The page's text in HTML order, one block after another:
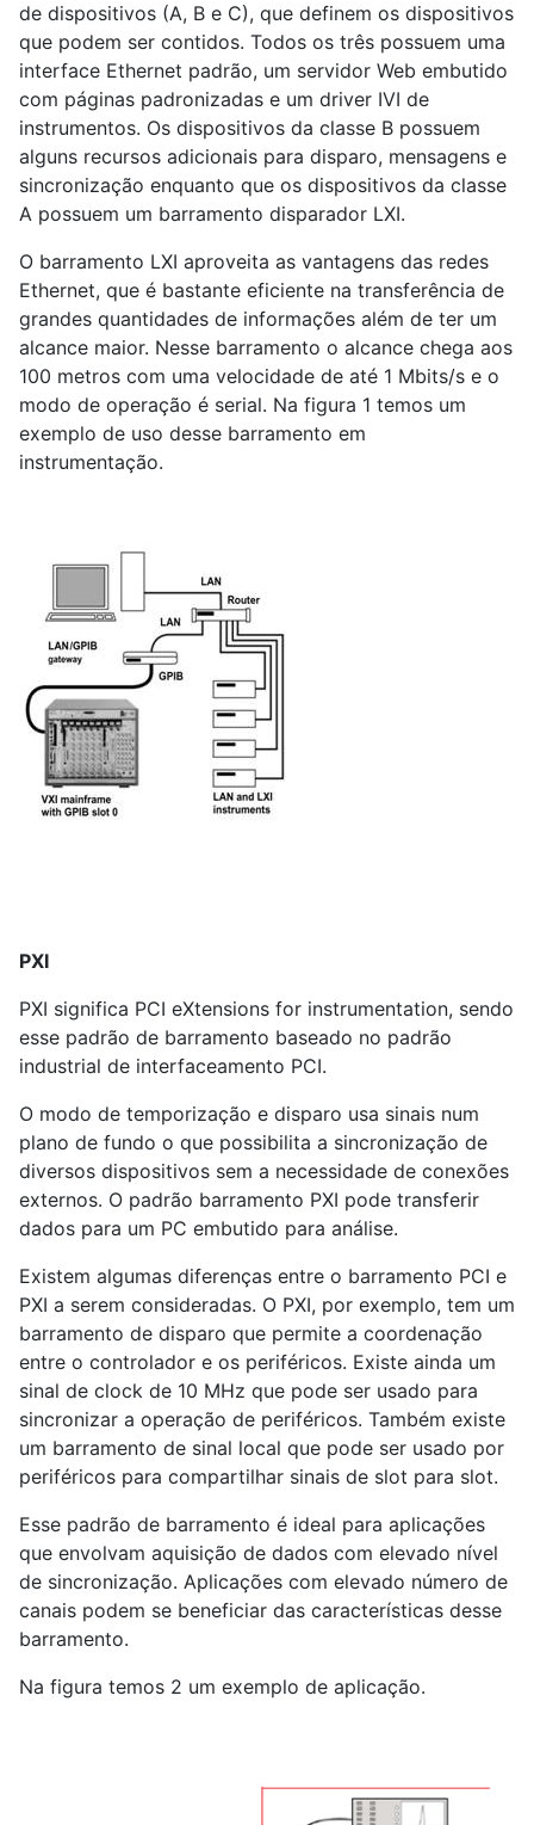
de dispositivos (A, B e C), que definem os dispositivos
que podem ser contidos. Todos os três possuem uma
interface Ethernet padrão, um servidor Web embutido
com páginas padronizadas e um driver IVI de
instrumentos. Os dispositivos da classe B possuem
alguns recursos adicionais para disparo, mensagens e
sincronização enquanto que os dispositivos da classe
A possuem um barramento disparador LXI.
O barramento LXI aproveita as vantagens das redes
Ethernet, que é bastante eficiente na transferência de
grandes quantidades de informações além de ter um
alcance maior. Nesse barramento o alcance chega aos
100 metros com uma velocidade de até 1 Mbits/s e o
modo de operação é serial. Na figura 1 temos um
exemplo de uso desse barramento em
instrumentação.
PXI
PXI significa PCI eXtensions for instrumentation, sendo
esse padrão de barramento baseado no padrão
industrial de interfaceamento PCI.
O modo de temporização e disparo usa sinais num
plano de fundo o que possibilita a sincronização de
diversos dispositivos sem a necessidade de conexões
externos. O padrão barramento PXI pode transferir
dados para um PC embutido para análise.
Existem algumas diferenças entre o barramento PCI e
PXI a serem consideradas. O PXI, por exemplo, tem um
barramento de disparo que permite a coordenação
entre o controlador e os periféricos. Existe ainda um
sinal de clock de 10 MHz que pode ser usado para
sincronizar a operação de periféricos. Também existe
um barramento de sinal local que pode ser usado por
periféricos para compartilhar sinais de slot para slot.
Esse padrão de barramento é ideal para aplicações
que envolvam aquisição de dados com elevado nível
de sincronização. Aplicações com elevado número de
canais podem se beneficiar das características desse
barramento.
Na figura temos 2 um exemplo de aplicação.